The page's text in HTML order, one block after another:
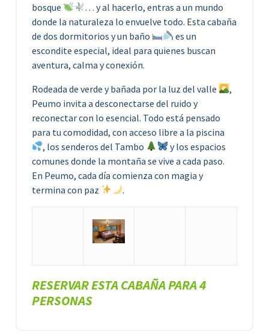
bosque
… y al hacerlo, entras a un mundo
donde la naturaleza lo envuelve todo. Esta cabaña
de dos dormitorios y un baño
es un
escondite especial, ideal para quienes buscan
aventura, calma y conexión.
Rodeada de verde y bañada por la luz del valle
,
Peumo invita a desconectarse del ruido y
reconectar con lo esencial. Todo está pensado
para tu comodidad, con acceso libre a la piscina
, los senderos del Tambo
y los espacios
comunes donde la montaña se vive a cada paso.
En Peumo, cada día comienza con magia y
termina con paz
.
RESERVAR ESTA CABAÑA PARA 4
PERSONAS